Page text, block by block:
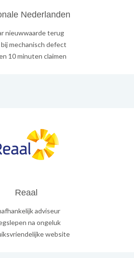
Nederlanden
nieuwwaarde terug
mechanisch defect
10 minuten claimen
Reaal
adviseur
na ongeluk
website